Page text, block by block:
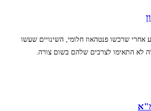
אחרי שרכשו פנטהאוז חלומי, השינויים שעשו
לא התאימו לצרכים שלהם בשום צורה.